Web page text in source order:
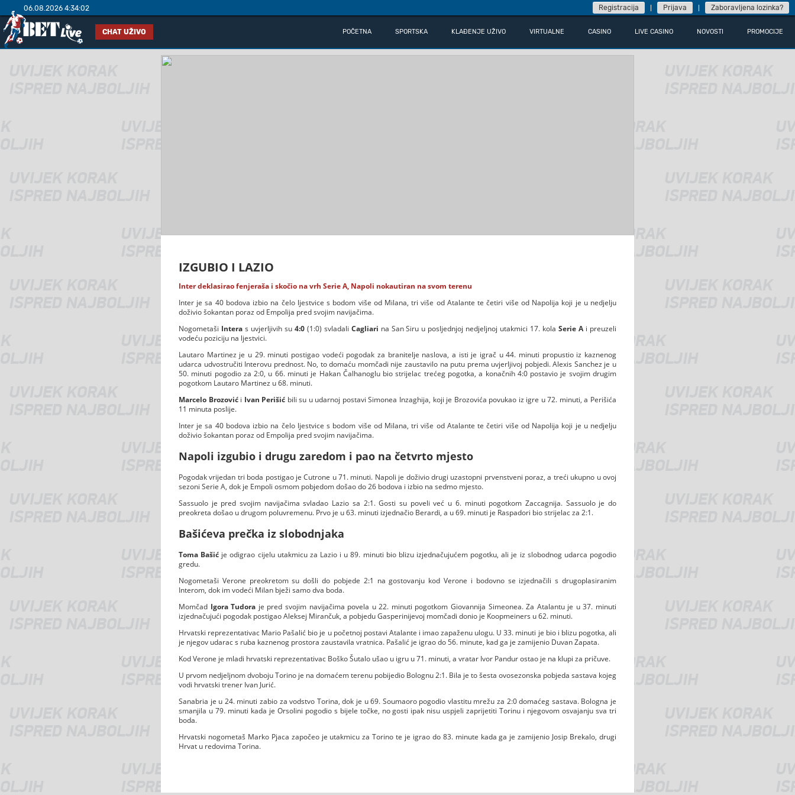
06.08.2026 4:34:03 Registracija Prijava Zaboravljena lozinka?
CHAT UŽIVO POČETNA SPORTSKA KLAĐENJE UŽIVO VIRTUALNE CASINO LIVE CASINO NOVOSTI PROMOCIJE
IZGUBIO I LAZIO
Inter deklasirao fenjeraša i skočio na vrh Serie A, Napoli nokautiran na svom terenu
Inter je sa 40 bodova izbio na čelo ljestvice s bodom više od Milana, tri više od Atalante te četiri više od Napolija koji je u nedjelju
doživio šokantan poraz od Empolija pred svojim navijačima.
Nogometaši Interas uvjerljivih su 4:0(1:0) svladali Cagliari na San Siru u posljednjoj nedjeljnoj utakmici 17. kolaSerie Ai preuzeli
vodeću poziciju na ljestvici.
Lautaro Martinez je u 29. minuti postigao vodeći pogodak za branitelje naslova, a isti je igrač u 44. minuti propustio iz kaznenog
udarca udvostručiti Interovu prednost. No, to domaću momčadi nije zaustavilo na putu prema uvjerljivoj pobjedi. Alexis Sanchez je u
50. minuti pogodio za 2:0, u 66. minuti je Hakan Čalhanoglu bio strijelac trećeg pogotka, a konačnih 4:0 postavio je svojim drugim
pogotkom Lautaro Martinez u 68. minuti.
Marcelo Brozovići Ivan Perišić bili su u udarnoj postavi Simonea Inzaghija, koji je Brozovića povukao iz igre u 72. minuti, a Perišića
11 minuta poslije.
Inter je sa 40 bodova izbio na čelo ljestvice s bodom više od Milana, tri više od Atalante te četiri više od Napolija koji je u nedjelju
doživio šokantan poraz od Empolija pred svojim navijačima.
Napoli izgubio i drugu zaredom i pao na četvrto mjesto
Pogodak vrijedan tri boda postigao je Cutrone u 71. minuti. Napoli je doživio drugi uzastopni prvenstveni poraz, a treći ukupno u ovoj
sezoni Serie A, dok je Empoli osmom pobjedom došao do 26 bodova i izbio na sedmo mjesto.
Sassuolo je pred svojim navijačima svladao Lazio sa 2:1. Gosti su poveli već u 6. minuti pogotkom Zaccagnija. Sassuolo je do
preokreta došao u drugom poluvremenu. Prvo je u 63. minuti izjednačio Berardi, a u 69. minuti je Raspadori bio strijelac za 2:1.
Bašićeva prečka iz slobodnjaka
Toma Bašić je odigrao cijelu utakmicu za Lazio i u 89. minuti bio blizu izjednačujućem pogotku, ali je iz slobodnog udarca pogodio
gredu.
Nogometaši Verone preokretom su došli do pobjede 2:1 na gostovanju kod Verone i bodovno se izjednačili s drugoplasiranim
Interom, dok im vodeći Milan bježi samo dva boda.
Momčad Igora Tudora je pred svojim navijačima povela u 22. minuti pogotkom Giovannija Simeonea. Za Atalantu je u 37. minuti
izjednačujući pogodak postigao Aleksej Mirančuk, a pobjedu Gasperinijevoj momčadi donio je Koopmeiners u 62. minuti.
Hrvatski reprezentativac Mario Pašalić bio je u početnoj postavi Atalante i imao zapaženu ulogu. U 33. minuti je bio i blizu pogotka, ali
je njegov udarac s ruba kaznenog prostora zaustavila vratnica. Pašalić je igrao do 56. minute, kad ga je zamijenio Duvan Zapata.
Kod Verone je mladi hrvatski reprezentativac Boško Šutalo ušao u igru u 71. minuti, a vratar Ivor Pandur ostao je na klupi za pričuve.
U prvom nedjeljnom dvoboju Torino je na domaćem terenu pobijedio Bolognu 2:1. Bila je to šesta ovosezonska pobjeda sastava kojeg
vodi hrvatski trener Ivan Jurić.
Sanabria je u 24. minuti zabio za vodstvo Torina, dok je u 69. Soumaoro pogodio vlastitu mrežu za 2:0 domaćeg sastava. Bologna je
smanjila u 79. minuti kada je Orsolini pogodio s bijele točke, no gosti ipak nisu uspjeli zaprijetiti Torinu i njegovom osvajanju sva tri
boda.
Hrvatski nogometaš Marko Pjaca započeo je utakmicu za Torino te je igrao do 83. minute kada ga je zamijenio Josip Brekalo, drugi
Hrvat u redovima Torina.